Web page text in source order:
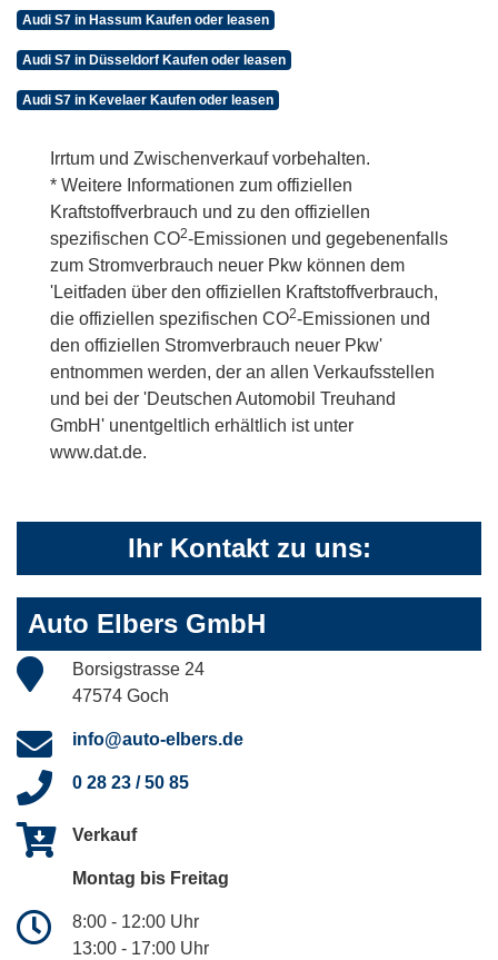
Audi S7 in Hassum Kaufen oder leasen
Audi S7 in Düsseldorf Kaufen oder leasen
Audi S7 in Kevelaer Kaufen oder leasen
Irrtum und Zwischenverkauf vorbehalten.
* Weitere Informationen zum offiziellen
Kraftstoffverbrauch und zu den offiziellen
spezifischen CO2-Emissionen und gegebenenfalls
zum Stromverbrauch neuer Pkw können dem
'Leitfaden über den offiziellen Kraftstoffverbrauch,
die offiziellen spezifischen CO2-Emissionen und
den offiziellen Stromverbrauch neuer Pkw'
entnommen werden, der an allen Verkaufsstellen
und bei der 'Deutschen Automobil Treuhand
GmbH' unentgeltlich erhältlich ist unter
www.dat.de.
Ihr Kontakt zu uns:
Auto Elbers GmbH
Borsigstrasse 24
47574 Goch
info@auto-elbers.de
0 28 23 / 50 85
Verkauf
Montag bis Freitag
8:00 - 12:00 Uhr
13:00 - 17:00 Uhr